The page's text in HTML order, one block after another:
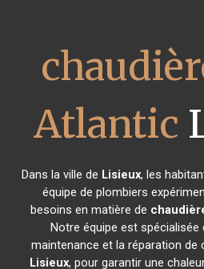
Atlantic
Dans la ville de Lisieux, les
équipe de plombiers
besoins en matière de
Notre équipe est spécialisée
maintenance et la réparation de
Lisieux, pour garantir une